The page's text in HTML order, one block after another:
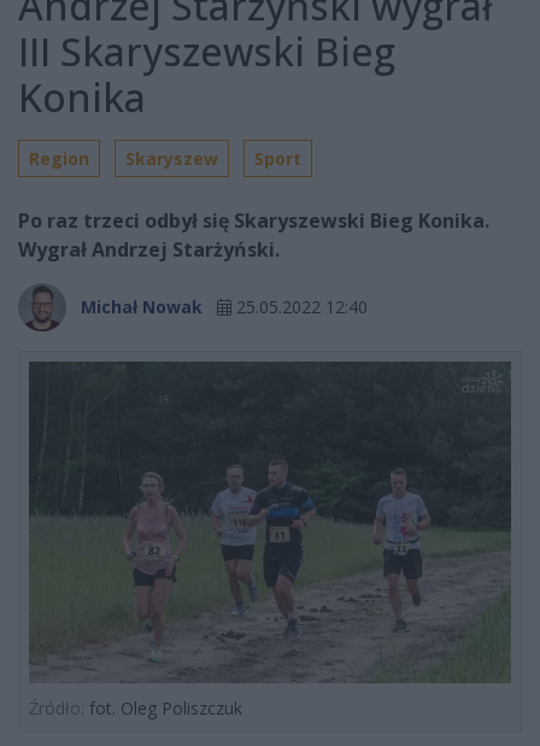
III Skaryszewski Bieg
Konika
Region Skaryszew Sport
Po raz trzeci odbył się Skaryszewski Bieg Konika.
Wygrał Andrzej Starżyński.
Michał Nowak 25.05.2022 12:40
Źródło: fot. Oleg Poliszczuk